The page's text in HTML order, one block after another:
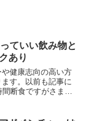
ていい飲み物と
あり
健康志向の高い方
す。以前も記事に
断食ですがさまざ